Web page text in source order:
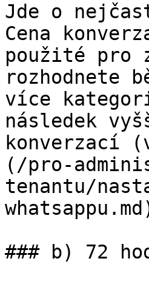
Jde o
Cena
použité pro
rozhodnete
více
následek
konverzací
(/pro-
tenantu/
### b) 72